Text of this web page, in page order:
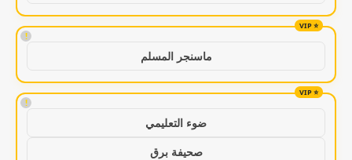
!
ماسنجر المسلم
!
ضوء التعليمي
صحيفة برق